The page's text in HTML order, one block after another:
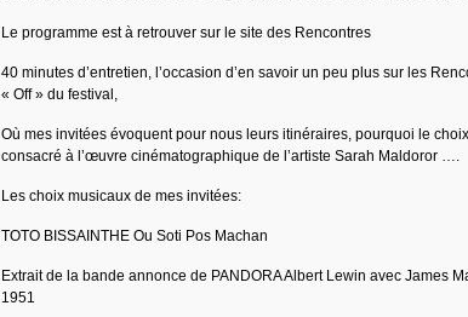
Le programme est à retrouver sur le site des Rencontres
40 minutes d’entretien, l’occasion d’en savoir un peu plus sur les
« Off » du festival,
Où mes invitées évoquent pour nous leurs itinéraires, pourquoi le
consacré à l’œuvre cinématographique de l’artiste Sarah Maldoror ….
Les choix musicaux de mes invitées:
TOTO BISSAINTHE Ou Soti Pos Machan
Extrait de la bande annonce de PANDORA Albert Lewin avec James
1951